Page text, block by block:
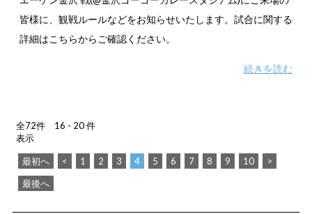
皆様に、観戦ルールなどをお知らせいたします。試合に関する
詳細はこちらからご確認ください。
続きを読む
全72件 16 - 20 件
表示
最初へ < 1 2 3 4 5 6 7 8 9 10
>
最後へ